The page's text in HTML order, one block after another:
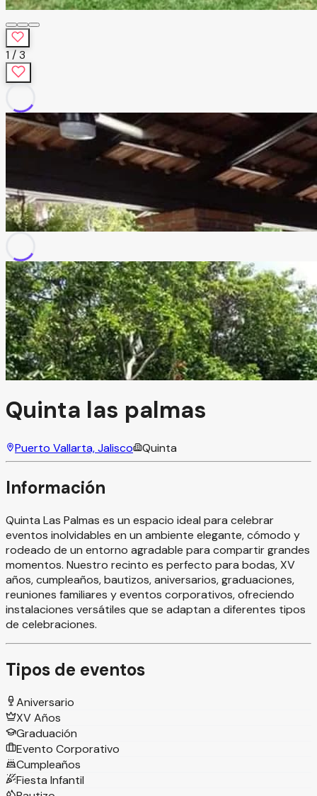
1 /3
Quinta las palmas
Puerto Vallarta, Jalisco Quinta
Información
Quinta Las Palmas es un espacio ideal para celebrar
eventos inolvidables en un ambiente elegante, cómodo y
rodeado de un entorno agradable para compartir grandes
momentos. Nuestro recinto es perfecto para bodas, XV
años, cumpleaños, bautizos, aniversarios, graduaciones,
reuniones familiares y eventos corporativos, ofreciendo
instalaciones versátiles que se adaptan a diferentes tipos
de celebraciones.
Tipos de eventos
Aniversario
XV Años
Graduación
Evento Corporativo
Cumpleaños
Fiesta Infantil